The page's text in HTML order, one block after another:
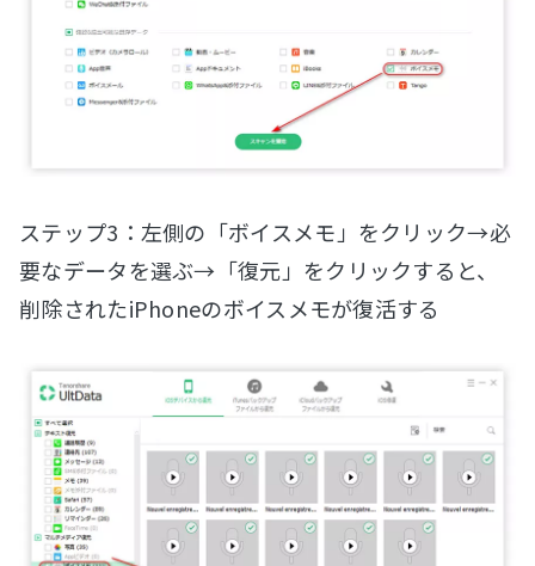
ステップ3：左側の「ボイスメモ」をクリック→必
要なデータを選ぶ→「復元」をクリックすると、
削除されたiPhoneのボイスメモが復活する